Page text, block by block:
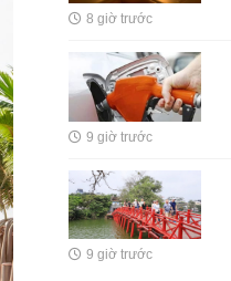
8 giờ trước
9 giờ trước
9 giờ trước